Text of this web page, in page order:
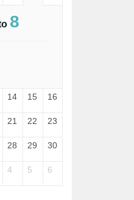
(1)
8
14 15 16
21 22 23
28 29 30
4 5 6